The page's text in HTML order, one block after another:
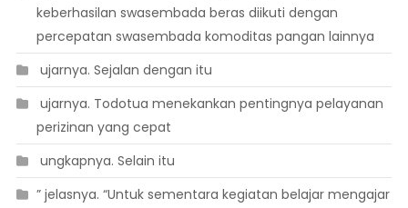
keberhasilan swasembada beras diikuti dengan
percepatan swasembada komoditas pangan lainnya
 ujarnya. Sejalan dengan itu
 ujarnya. Todotua menekankan pentingnya pelayanan
perizinan yang cepat
 ungkapnya. Selain itu
” jelasnya. “Untuk sementara kegiatan belajar mengajar